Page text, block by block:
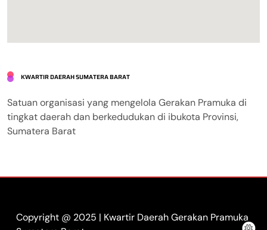
KWARTIR DAERAH SUMATERA BARAT
Satuan organisasi yang mengelola Gerakan Pramuka di
tingkat daerah dan berkedudukan di ibukota Provinsi,
Sumatera Barat
Copyright @ 2025 | Kwartir Daerah Gerakan Pramuka